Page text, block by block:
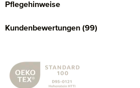
Pflegehinweise
Kundenbewertungen (99)